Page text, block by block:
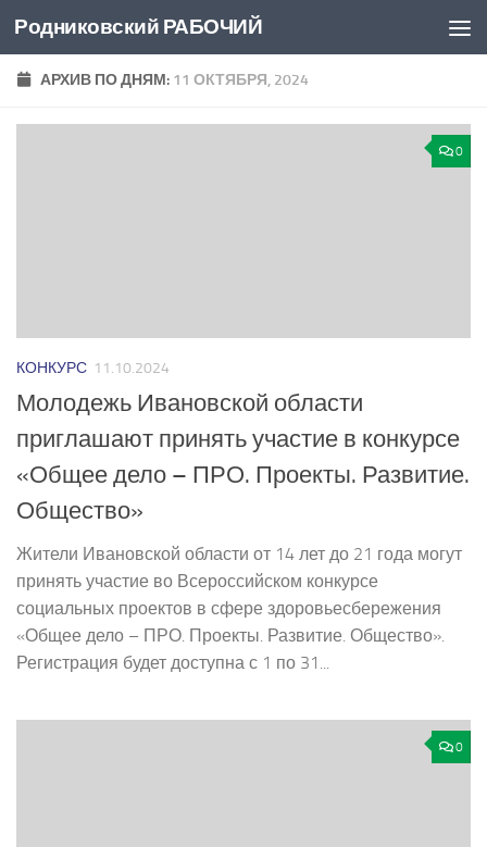
Перейти к содержимому
Родниковский РАБОЧИЙ
АРХИВ ПО ДНЯМ: 11 ОКТЯБРЯ, 2024
0
КОНКУРС 11.10.2024
Молодежь Ивановской области
приглашают принять участие в конкурсе
«Общее дело – ПРО. Проекты. Развитие.
Общество»
Жители Ивановской области от 14 лет до 21 года могут
принять участие во Всероссийском конкурсе
социальных проектов в сфере здоровьесбережения
«Общее дело – ПРО. Проекты. Развитие. Общество».
Регистрация будет доступна с 1 по 31...
0